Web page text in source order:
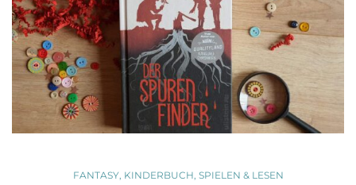
FANTASY, KINDERBUCH, SPIELEN & LESEN